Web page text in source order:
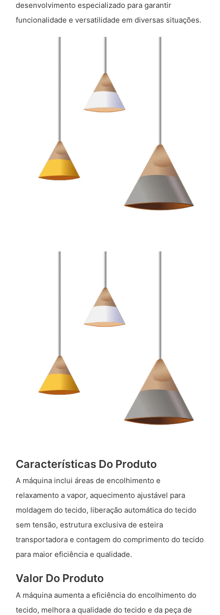
desenvolvimento especializado para garantir
funcionalidade e versatilidade em diversas situações.
Características Do Produto
A máquina inclui áreas de encolhimento e
relaxamento a vapor, aquecimento ajustável para
moldagem do tecido, liberação automática do tecido
sem tensão, estrutura exclusiva de esteira
transportadora e contagem do comprimento do tecido
para maior eficiência e qualidade.
Valor Do Produto
A máquina aumenta a eficiência do encolhimento do
tecido, melhora a qualidade do tecido e da peça de